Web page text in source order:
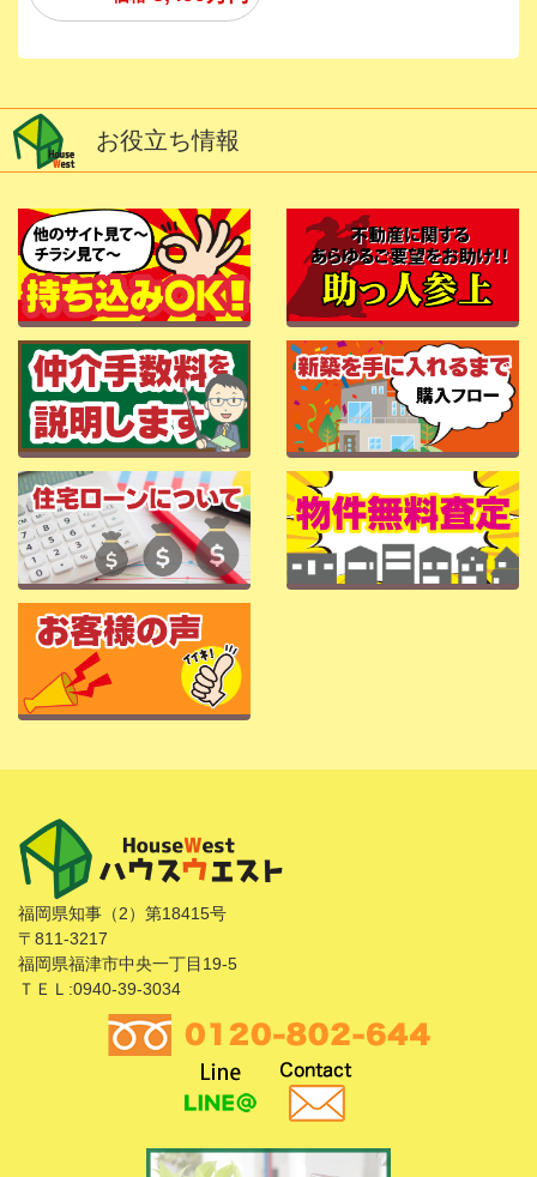
お役立ち情報
福岡県知事（2）第18415号
〒811-3217
福岡県福津市中央一丁目19-5
ＴＥＬ:0940-39-3034